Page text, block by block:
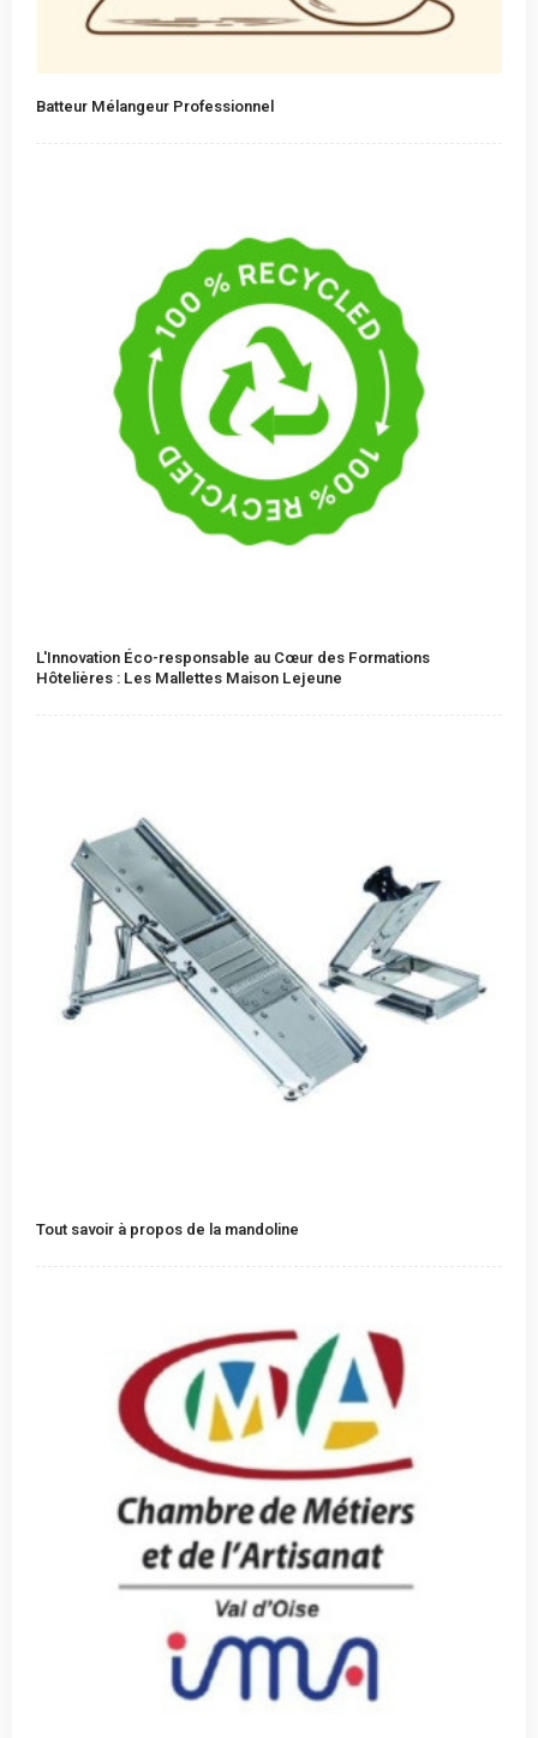
Batteur Mélangeur Professionnel
L'Innovation Éco-responsable au Cœur des Formations
Hôtelières : Les Mallettes Maison Lejeune
Tout savoir à propos de la mandoline